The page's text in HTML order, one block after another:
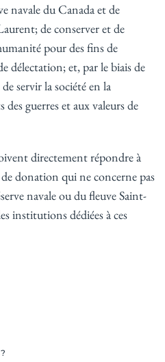
navale du Canada et de
de conserver et de
pour des fins de
délectation; et, par le biais de
servir la société en la
guerres et aux valeurs de
directement répondre à
donation qui ne concerne pas
navale ou du fleuve Saint-
institutions dédiées à ces